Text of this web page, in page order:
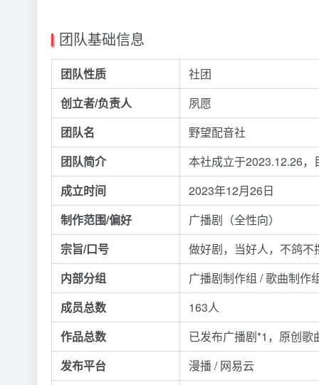
团队基础信息
团队性质
社团
创立者/负责人
夙愿
团队名
野望配音社
团队简介
本社成立于2023.12.26
成立时间
2023年12月26日
制作范围/偏好
广播剧（全性向）
宗旨/口号
做好剧，当好人，不鸽
内部分组
广播剧制作组 / 歌曲制作
成员总数
163人
作品总数
已发布广播剧*1，原创
发布平台
漫播 / 网易云